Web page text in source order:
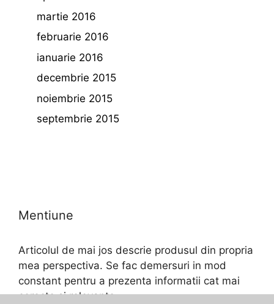
martie 2016
februarie 2016
ianuarie 2016
decembrie 2015
noiembrie 2015
septembrie 2015
Mentiune
Articolul de mai jos descrie produsul din propria
mea perspectiva. Se fac demersuri in mod
constant pentru a prezenta informatii cat mai
corecte si relevante.